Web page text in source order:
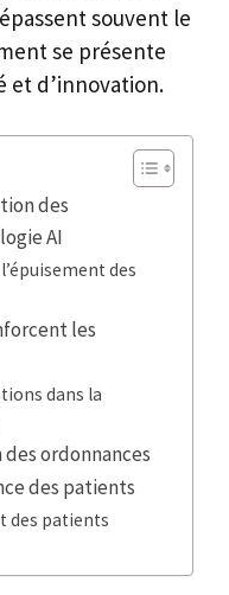
souvent le
se présente
et d’innovation.
des
AI
des
les
dans la
ordonnances
des patients
des patients